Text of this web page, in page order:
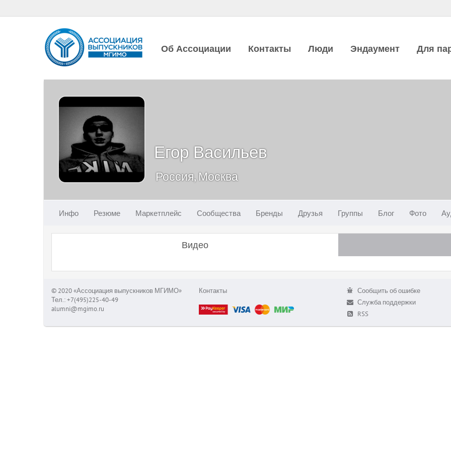
Об Ассоциации Контакты Люди Эндаумент Для
Егор Васильев
Россия, Москва
Инфо Резюме Маркетплейс Сообщества Бренды Друзья Группы Блог Фото
Видео
© 2020 «Ассоциация выпускников МГИМО»
Тел.: +7(495)225-40-49
alumni@mgimo.ru
Контакты
Сообщить об ошибке
Служба поддержки
RSS